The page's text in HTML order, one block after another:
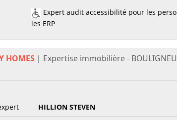
Expert audit accessibilité pour les
les ERP
HOMES | Expertise immobilière -
HILLION STEVEN